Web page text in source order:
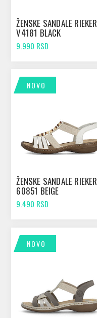
ŽENSKE SANDALE RIEKER
V4181 BLACK
9.990 RSD
NOVO
ŽENSKE SANDALE RIEKER
60851 BEIGE
9.490 RSD
NOVO